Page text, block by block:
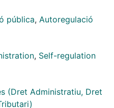
20 de noviembre del
la presencia de
expusieron ante una
de los poderes públicos
de Derecho
Juan Antonio Carrillo
administrativo de
pública, Autoregulació
, Self-regulation
(Dret Administratiu, Dret